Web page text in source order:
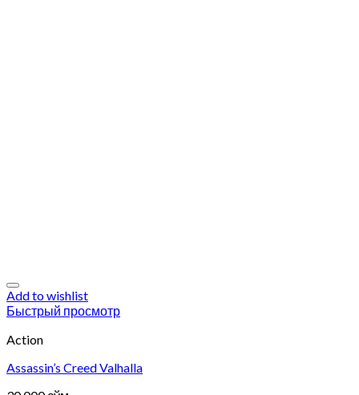
Add to wishlist
Быстрый просмотр
Action
Assassin’s Creed Valhalla